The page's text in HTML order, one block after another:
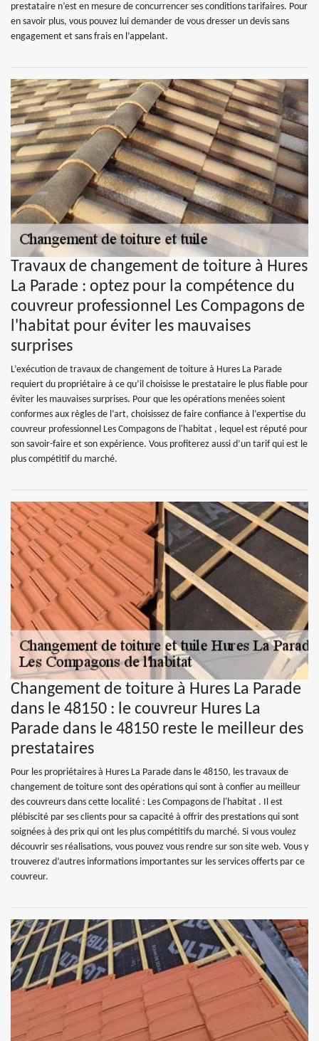
prestataire n’est en mesure de concurrencer ses conditions tarifaires. Pour
en savoir plus, vous pouvez lui demander de vous dresser un devis sans
engagement et sans frais en l’appelant.
Travaux de changement de toiture à Hures
La Parade : optez pour la compétence du
couvreur professionnel Les Compagons de
l'habitat pour éviter les mauvaises
surprises
L’exécution de travaux de changement de toiture à Hures La Parade
requiert du propriétaire à ce qu’il choisisse le prestataire le plus fiable pour
éviter les mauvaises surprises. Pour que les opérations menées soient
conformes aux règles de l’art, choisissez de faire confiance à l’expertise du
couvreur professionnel Les Compagons de l'habitat , lequel est réputé pour
son savoir-faire et son expérience. Vous profiterez aussi d’un tarif qui est le
plus compétitif du marché.
Changement de toiture à Hures La Parade
dans le 48150 : le couvreur Hures La
Parade dans le 48150 reste le meilleur des
prestataires
Pour les propriétaires à Hures La Parade dans le 48150, les travaux de
changement de toiture sont des opérations qui sont à confier au meilleur
des couvreurs dans cette localité : Les Compagons de l'habitat . Il est
plébiscité par ses clients pour sa capacité à offrir des prestations qui sont
soignées à des prix qui ont les plus compétitifs du marché. Si vous voulez
découvrir ses réalisations, vous pouvez vous rendre sur son site web. Vous y
trouverez d’autres informations importantes sur les services offerts par ce
couvreur.